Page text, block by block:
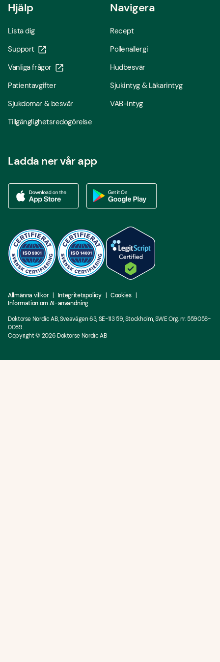
Hjälp
Lista dig
Support
Vanliga frågor
Patientavgifter
Sjukdomar & besvär
Tillgänglighetsredogörelse
Navigera
Recept
Pollenallergi
Hudbesvär
Sjukintyg & Läkarintyg
VAB-intyg
Ladda ner vår app
Allmänna villkor Integritetspolicy
Cookies
Information om AI-användning
Doktorse Nordic AB, Sveavägen 63, SE-113 59, Stockholm, SWE Org. nr. 559058-
0089.
Copyright © 2026Doktorse Nordic AB